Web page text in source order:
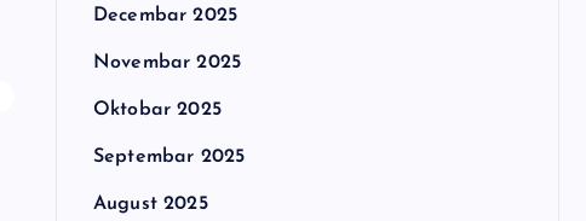
Decembar 2025
Novembar 2025
Oktobar 2025
Septembar 2025
August 2025